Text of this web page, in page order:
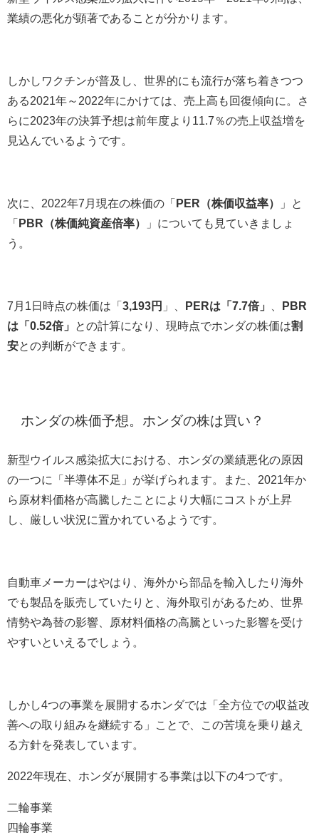
業績の悪化が顕著であることが分かります。
しかしワクチンが普及し、世界的にも流行が落ち着きつつ
ある2021年～2022年にかけては、売上高も回復傾向に。さ
らに2023年の決算予想は前年度より11.7％の売上収益増を
見込んでいるようです。
次に、2022年7月現在の株価の「 PER（株価収益率）
」と
「 PBR（株価純資産倍率）
」についても見ていきましょ
う。
7月1日時点の株価は「 3,193円 」、 PERは「7.7倍」
PBR
は「0.52倍」
との計算になり、現時点でホンダの株価は割
安との判断ができます。
ホンダの株価予想。ホンダの株は買い？
新型ウイルス感染拡大における、ホンダの業績悪化の原因
の一つに「半導体不足」が挙げられます。また、2021年か
ら原材料価格が高騰したことにより大幅にコストが上昇
し、厳しい状況に置かれているようです。
自動車メーカーはやはり、海外から部品を輸入したり海外
でも製品を販売していたりと、海外取引があるため、世界
情勢や為替の影響、原材料価格の高騰といった影響を受け
やすいといえるでしょう。
しかし4つの事業を展開するホンダでは「全方位での収益改
善への取り組みを継続する」ことで、この苦境を乗り越え
る方針を発表しています。
2022年現在、ホンダが展開する事業は以下の4つです。
二輪事業
四輪事業